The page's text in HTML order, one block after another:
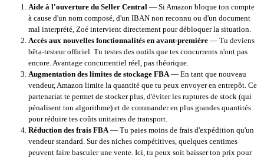
Aide à l'ouverture du Seller Central — Si Amazon bloque ton compte
à cause d'un nom composé, d'un IBAN non reconnu ou d'un document
mal interprété, Zoé intervient directement pour débloquer la situation.
Accès aux nouvelles fonctionnalités en avant-première — Tu deviens
bêta-testeur officiel. Tu testes des outils que tes concurrents n'ont pas
encore. Avantage concurrentiel réel, pas théorique.
Augmentation des limites de stockage FBA— En tant que nouveau
vendeur, Amazon limite la quantité que tu peux envoyer en entrepôt. Ce
partenariat te permet de stocker plus, d'éviter les ruptures de stock (qui
pénalisent ton algorithme) et de commander en plus grandes quantités
pour réduire tes coûts unitaires de transport.
Réduction des frais FBA— Tu paies moins de frais d'expédition qu'un
vendeur standard. Sur des niches compétitives, quelques centimes
peuvent faire basculer une vente. Ici, tu peux soit baisser ton prix pour